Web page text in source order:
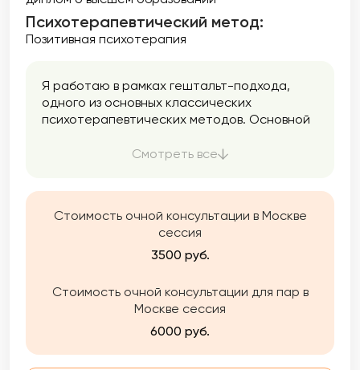
Психотерапевтический метод:
Позитивная психотерапия
Я работаю в рамках гештальт-подхода,
одного из основных классических
психотерапевтических методов. Основной
осознавания своих чувств, эмоций и
окружающим миром.
Смотреть все
Стоимость очной консультации в Москве
сессия
3500 руб.
Стоимость очной консультации для пар в
Москве сессия
6000 руб.